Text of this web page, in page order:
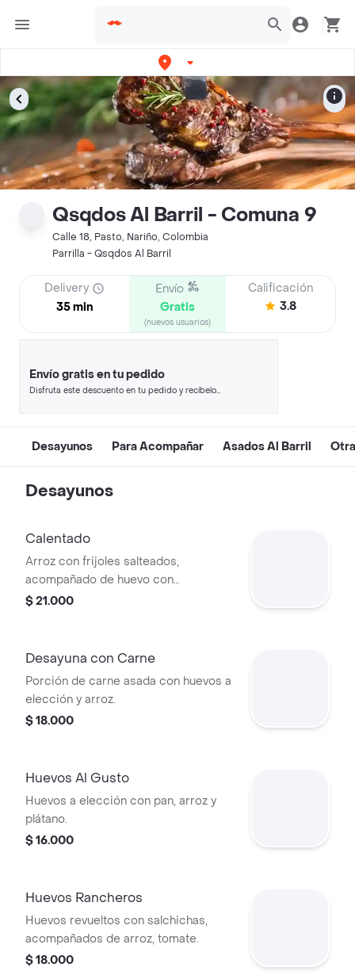
Qsqdos Al Barril - Comuna 9
Calle 18, Pasto, Nariño, Colombia
Parrilla - Qsqdos Al Barril
Delivery
35 min
Envío
Gratis
(nuevos usuarios)
Calificación
3.8
Envío gratis en tu pedido
Disfruta este descuento en tu pedido y recíbelo
Desayunos Para Acompañar Asados Al Barril
Desayunos
Calentado
Arroz con frijoles salteados,
acompañado de huevo con
preparación a elegir y arepa.
$ 21.000
Desayuna con Carne
Porción de carne asada con huevos a
elección y arroz.
$ 18.000
Huevos Al Gusto
Huevos a elección con pan, arroz y
plátano.
$ 16.000
Huevos Rancheros
Huevos revueltos con salchichas,
acompañados de arroz, tomate.
$ 18.000